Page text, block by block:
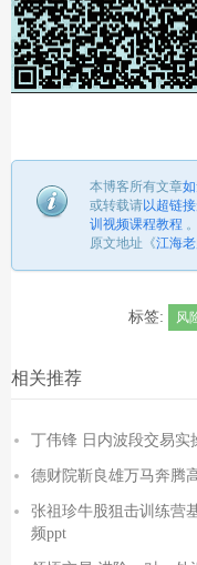
本博客所有文章
或转载请以超链
训视频课程教程 。
原文地址《江海
标签: 风
相关推荐
丁伟锋 日内波段交易实
德财院靳良雄万马奔腾
张祖珍牛股狙击训练营
频ppt